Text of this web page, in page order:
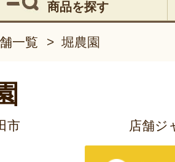
商品を探す
一覧 > 堀農園
市 店舗ジ